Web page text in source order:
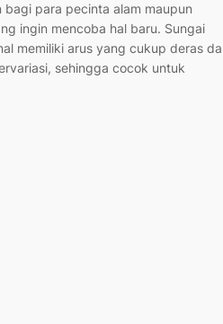
bagi para pecinta alam maupun
ingin mencoba hal baru. Sungai
memiliki arus yang cukup deras
sehingga cocok untuk